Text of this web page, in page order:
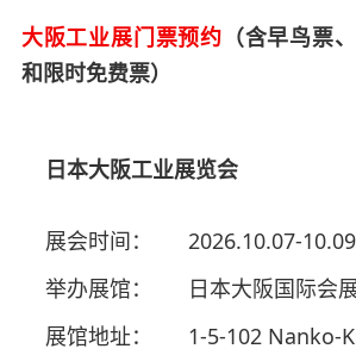
大阪工业展门票预约 （含早鸟票
和限时免费票）
日本大阪工业展览会
展会时间：
2026.10.07-10.09
举办展馆：
日本大阪国际会
展馆地址：
1-5-102 Nanko-